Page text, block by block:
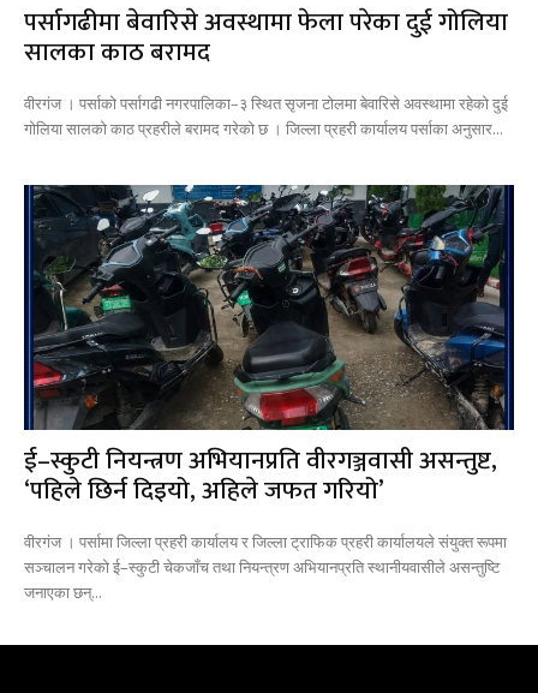
पर्सागढीमा बेवारिसे अवस्थामा फेला परेका दुई गोलिया
सालका काठ बरामद
वीरगंज । पर्साको पर्सागढी नगरपालिका–३ स्थित सृजना टोलमा बेवारिसे अवस्थामा रहेको दुई
गोलिया सालको काठ प्रहरीले बरामद गरेको छ । जिल्ला प्रहरी कार्यालय पर्साका अनुसार...
ई–स्कुटी नियन्त्रण अभियानप्रति वीरगञ्जवासी असन्तुष्ट,
‘पहिले छिर्न दिइयो, अहिले जफत गरियो’
वीरगंज । पर्सामा जिल्ला प्रहरी कार्यालय र जिल्ला ट्राफिक प्रहरी कार्यालयले संयुक्त रूपमा
सञ्चालन गरेको ई–स्कुटी चेकजाँच तथा नियन्त्रण अभियानप्रति स्थानीयवासीले असन्तुष्टि
जनाएका छन्...